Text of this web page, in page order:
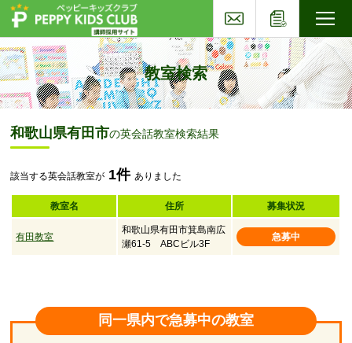
教室検索
和歌山県有田市の英会話教室検索結果
該当する英会話教室が 1件 ありました
教室名 住所 募集状況
有田教室
和歌山県有田市箕島南広
瀬61-5 ABCビル3F
急募中
同一県内で急募中の教室